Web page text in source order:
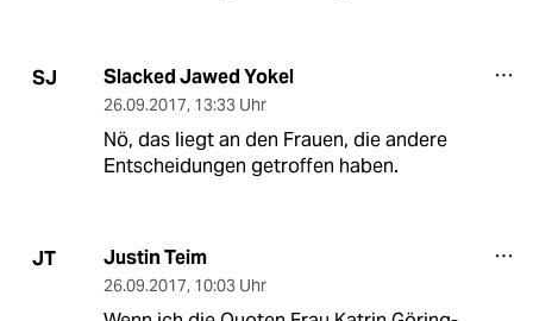
SJ Slacked Jawed Yokel
26.09.2017, 13:33 Uhr
Nö, das liegt an den Frauen, die andere
Entscheidungen getroffen haben.
JT Justin Teim
26.09.2017, 10:03 Uhr